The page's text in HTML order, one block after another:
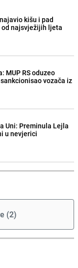
kišu i pad
najsvježijih ljeta
MUP RS oduzeo
vozača iz
Uni: Preminula Lejla
u nevjerici
(2)